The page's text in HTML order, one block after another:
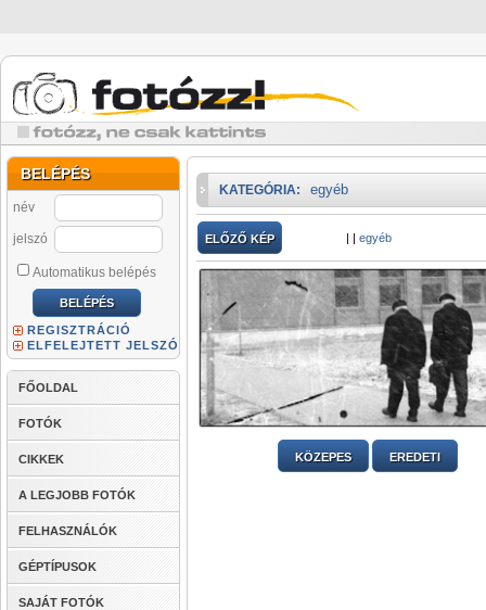
BELÉPÉS
név
jelszó
Automatikus belépés
REGISZTRÁCIÓ
ELFELEJTETT JELSZÓ
FŐOLDAL
FOTÓK
CIKKEK
A LEGJOBB FOTÓK
FELHASZNÁLÓK
GÉPTÍPUSOK
SAJÁT FOTÓK
KATEGÓRIA: egyéb
ELŐZŐ KÉP | | egyéb
KÖZEPES EREDETI